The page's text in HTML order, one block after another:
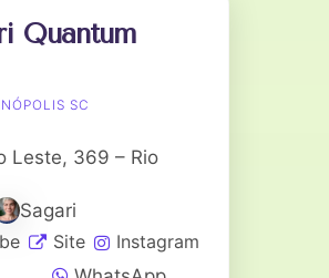
Quantum
SC
Leste, 369 – Rio
Sagari
Site
Instagram